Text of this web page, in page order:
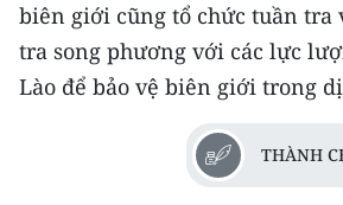
Đồng bằng sông Cửu Long
Chuyên trang Hà Nội
biên giới cũng tổ chức tuần tra
tra song phương với các lực
Lào để bảo vệ biên giới trong
THÀNH